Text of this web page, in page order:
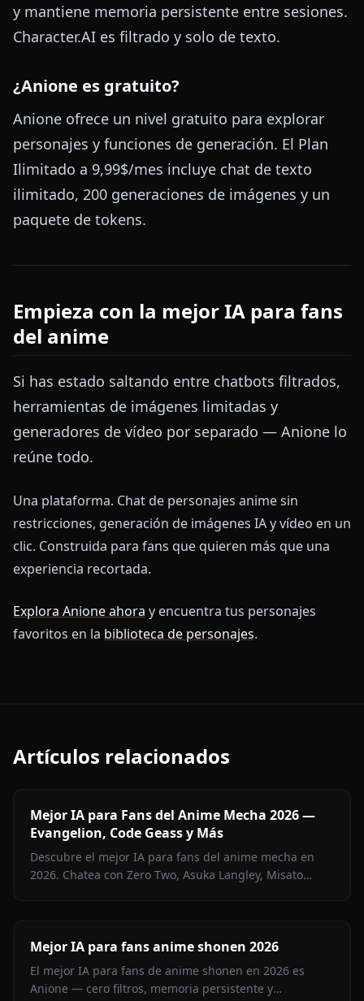
y mantiene memoria persistente entre sesiones.
Character.AI es filtrado y solo de texto.
¿Anione es gratuito?
Anione ofrece un nivel gratuito para explorar
personajes y funciones de generación. El Plan
Ilimitado a 9,99$/mes incluye chat de texto
ilimitado, 200 generaciones de imágenes y un
paquete de tokens.
Empieza con la mejor IA para fans
del anime
Si has estado saltando entre chatbots filtrados,
herramientas de imágenes limitadas y
generadores de vídeo por separado — Anione lo
reúne todo.
Una plataforma. Chat de personajes anime sin
restricciones, generación de imágenes IA y vídeo en un
clic. Construida para fans que quieren más que una
experiencia recortada.
Explora Anione ahora y encuentra tus personajes
favoritos en la biblioteca de personajes.
Artículos relacionados
Mejor IA para Fans del Anime Mecha 2026 —
Evangelion, Code Geass y Más
Descubre el mejor IA para fans del anime mecha en
2026. Chatea con Zero Two, Asuka Langley, Misato
Mejor IA para fans anime shonen 2026
El mejor IA para fans de anime shonen en 2026 es
Anione — cero filtros, memoria persistente y